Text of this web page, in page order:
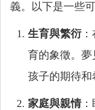
義。以下是一些
生育與繁衍：
育的象徵。
孩子的期待和
家庭與親情：